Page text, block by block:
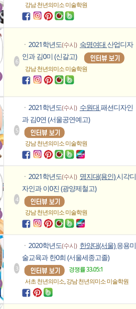
강남 천년의미소미술학원
6
ㆍ 2021학년도(수시) 숙명여대 산업디자
인과 김0미 (신갈고)
강남 천년의미소미술학원
5
ㆍ 2021학년도(수시) 수원대 패션디자인
과 김0연 (서울공연예고)
강남 천년의미소미술학원
4
ㆍ 2021학년도(수시) 명지대(용인)시각디
자인과 이0진 (광양제철고)
강남 천년의미소미술학원
3
ㆍ 2020학년도(수시) 한양대(서울)응용미
술교육과 한0희 (서울세종고졸)
경쟁률 33.05:1
서초 천년의미소,강남 천년의미소미술학원